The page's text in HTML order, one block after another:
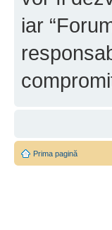
iar
Prima pagină